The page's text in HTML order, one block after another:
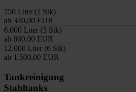
750 Liter (1 Stk)
ab 340,00 EUR
6.000 Liter (3 Stk)
ab 860,00 EUR
12.000 Liter (6 Stk)
ab 1.500,00 EUR
Tankreinigung
Stahltanks